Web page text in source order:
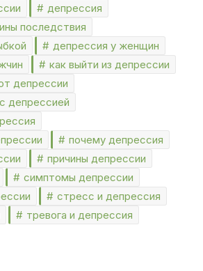
депрессия
последствия
депрессия у женщин
как выйти из депрессии
депрессии
депрессией
почему депрессия
причины депрессии
симптомы депрессии
стресс и депрессия
тревога и депрессия